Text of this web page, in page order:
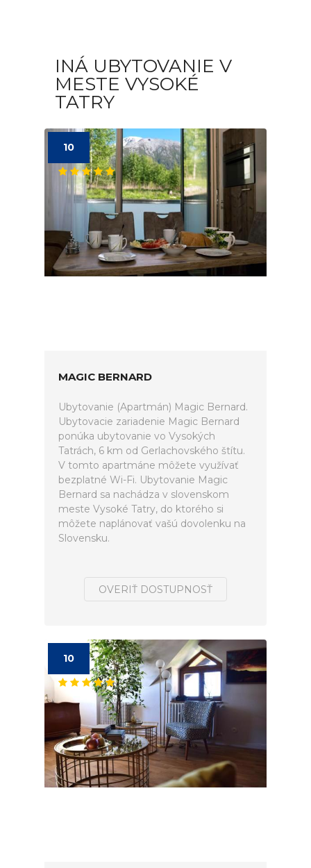
INÁ UBYTOVANIE V
MESTE VYSOKÉ
TATRY
10
MAGIC BERNARD
Ubytovanie (Apartmán) Magic Bernard.
Ubytovacie zariadenie Magic Bernard
ponúka ubytovanie vo Vysokých
Tatrách, 6 km od Gerlachovského štítu.
V tomto apartmáne môžete využívať
bezplatné Wi-Fi. Ubytovanie Magic
Bernard sa nachádza v slovenskom
meste Vysoké Tatry, do ktorého si
môžete naplánovať vašú dovolenku na
Slovensku.
OVERIŤ DOSTUPNOSŤ
10